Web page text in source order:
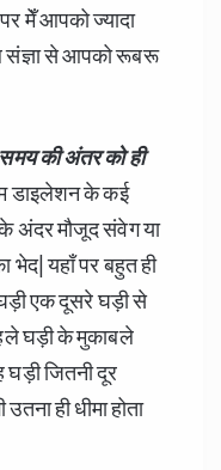
मेँ आपको ज्यादा
से आपको रूबरू
की अंतर को ही
डाइलेशन के कई
अंदर मौजूद संवेग या
भेद| यहाँ पर बहुत ही
एक दूसरे घड़ी से
घड़ी के मुकाबले
घड़ी जितनी दूर
ही धीमा होता